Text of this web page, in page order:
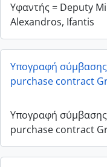
Υφαντής = Deputy
Alexandros, Ifantis
Υπογραφή σύμβασης
purchase contract
Υπογραφή σύμβασης
purchase contract